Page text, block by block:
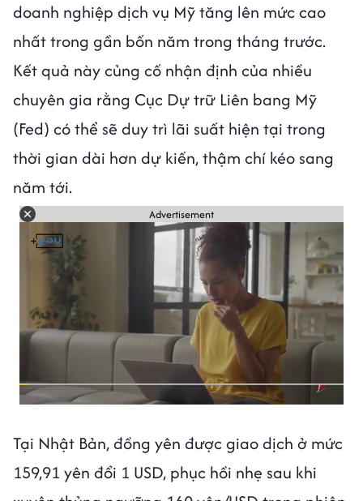
doanh nghiệp dịch vụ Mỹ tăng lên mức cao
nhất trong gần bốn năm trong tháng trước.
Kết quả này củng cố nhận định của nhiều
chuyên gia rằng Cục Dự trữ Liên bang Mỹ
(Fed) có thể sẽ duy trì lãi suất hiện tại trong
thời gian dài hơn dự kiến, thậm chí kéo sang
năm tới.
Advertisement
Tại Nhật Bản, đồng yên được giao dịch ở mức
159,91 yên đổi 1 USD, phục hồi nhẹ sau khi